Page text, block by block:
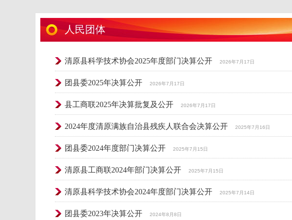
人民团体
清原县科学技术协会2025年度部门决算公开 2026年7月17日
团县委2025年决算公开 2026年7月17日
县工商联2025年决算批复及公开 2026年7月17日
2024年度清原满族自治县残疾人联合会决算公开 2025年7月16日
团县委2024年度部门决算公开 2025年7月15日
清原县工商联2024年部门决算公开 2025年7月15日
清原县科学技术协会2024年度部门决算公开 2025年7月14日
团县委2023年决算公开 2024年8月8日